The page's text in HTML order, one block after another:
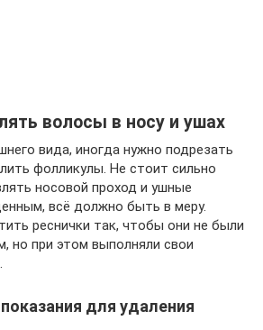
волосы в носу и ушах
вида, иногда нужно подрезать
фолликулы. Не стоит сильно
носовой проход и ушные
всё должно быть в меру.
реснички так, чтобы они не были
но при этом выполняли свои
для удаления